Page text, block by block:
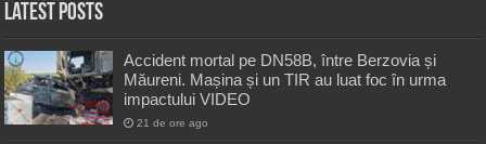
Latest Posts
Accident mortal pe DN58B, între Berzovia și
Măureni. Mașina și un TIR au luat foc în urma
impactului VIDEO
21 de ore ago